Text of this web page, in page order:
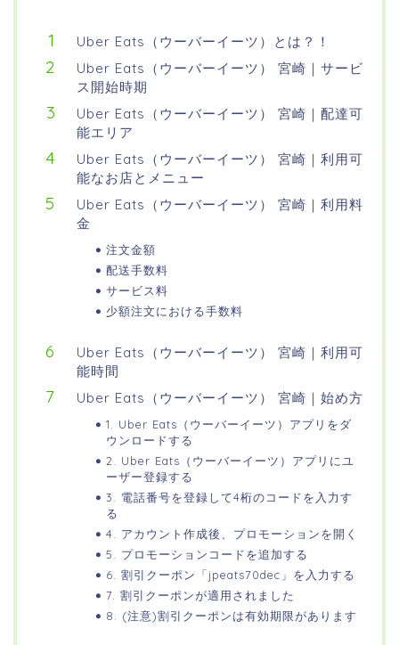
Uber Eats（ウーバーイーツ）とは？！
Uber Eats（ウーバーイーツ） 宮崎｜サービ
ス開始時期
Uber Eats（ウーバーイーツ） 宮崎｜配達可
能エリア
Uber Eats（ウーバーイーツ） 宮崎｜利用可
能なお店とメニュー
Uber Eats（ウーバーイーツ） 宮崎｜利用料
金
注文金額
配送手数料
サービス料
少額注文における手数料
Uber Eats（ウーバーイーツ） 宮崎｜利用可
能時間
Uber Eats（ウーバーイーツ） 宮崎｜始め方
1. Uber Eats（ウーバーイーツ）アプリをダ
ウンロードする
2. Uber Eats（ウーバーイーツ）アプリにユ
ーザー登録する
3. 電話番号を登録して4桁のコードを入力す
る
4. アカウント作成後、プロモーションを開く
5. プロモーションコードを追加する
6. 割引クーポン「jpeats70dec」を入力する
7. 割引クーポンが適用されました
8. (注意)割引クーポンは有効期限があります